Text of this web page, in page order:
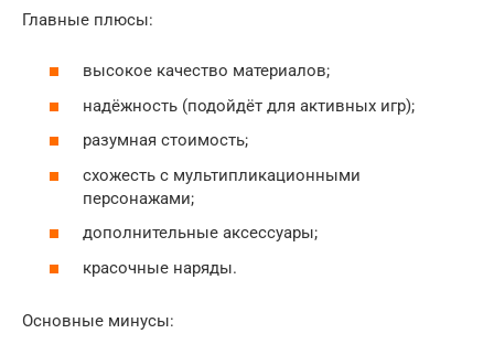
Главные плюсы:
высокое качество материалов;
надёжность (подойдёт для активных игр);
разумная стоимость;
схожесть с мультипликационными
персонажами;
дополнительные аксессуары;
красочные наряды.
Основные минусы: